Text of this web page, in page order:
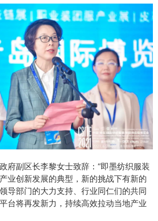
府副区长李黎女士致辞：“即墨纺织服装
业创新发展的典型，新的挑战下有新的
导部门的大力支持、行业同仁们的共同
台将再发新力，持续高效拉动当地产业